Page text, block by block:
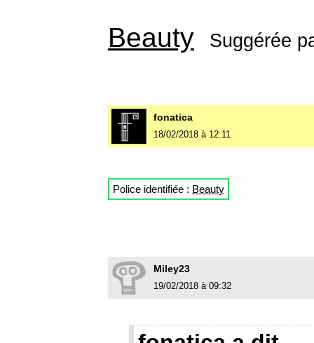
Beauty Suggérée
fonatica
18/02/2018 à 12:11
Police identifiée : Beauty
Miley23
19/02/2018 à 09:32